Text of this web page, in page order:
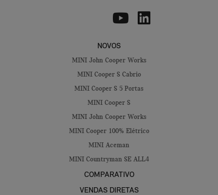
NOVOS
MINI John Cooper Works
MINI Cooper S Cabrio
MINI Cooper S 5 Portas
MINI Cooper S
MINI John Cooper Works
MINI Cooper 100% Elétrico
MINI Aceman
MINI Countryman SE ALL4
COMPARATIVO
VENDAS DIRETAS